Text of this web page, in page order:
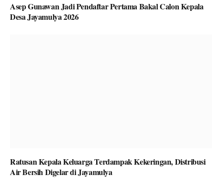
Asep Gunawan Jadi Pendaftar Pertama Bakal Calon Kepala
Desa Jayamulya 2026
Ratusan Kepala Keluarga Terdampak Kekeringan, Distribusi
Air Bersih Digelar di Jayamulya